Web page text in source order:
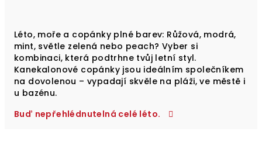
Léto, moře a copánky plné barev: Růžová, modrá,
mint, světle zelená nebo peach? Vyber si
kombinaci, která podtrhne tvůj letní styl.
Kanekalonové copánky jsou ideálním společníkem
na dovolenou – vypadají skvěle na pláži, ve městě i
u bazénu.
Buď nepřehlédnutelná celé léto.